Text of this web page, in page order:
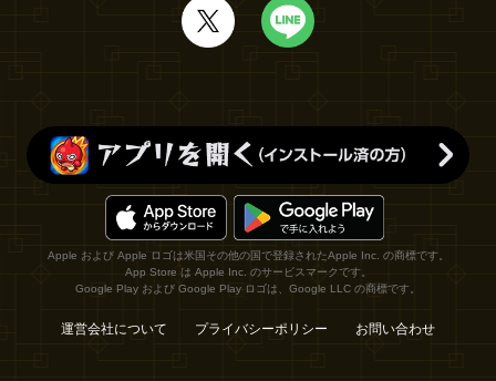
Apple および Apple ロゴは米国その他の国で登録されたApple Inc. の商標です。
App Store は Apple Inc. のサービスマークです。
Google Play および Google Play ロゴは、Google LLC の商標です。
運営会社について プライバシーポリシー お問い合わせ